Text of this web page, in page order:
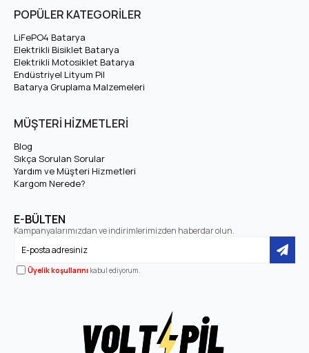
POPÜLER KATEGORİLER
LiFePO4 Batarya
Elektrikli Bisiklet Batarya
Elektrikli Motosiklet Batarya
Endüstriyel Lityum Pil
Batarya Gruplama Malzemeleri
MÜŞTERİ HİZMETLERİ
Blog
Sıkça Sorulan Sorular
Yardım ve Müşteri Hizmetleri
Kargom Nerede?
E-BÜLTEN
Kampanyalarımızdan ve indirimlerimizden haberdar olun.
Üyelik koşullarını kabul ediyorum.